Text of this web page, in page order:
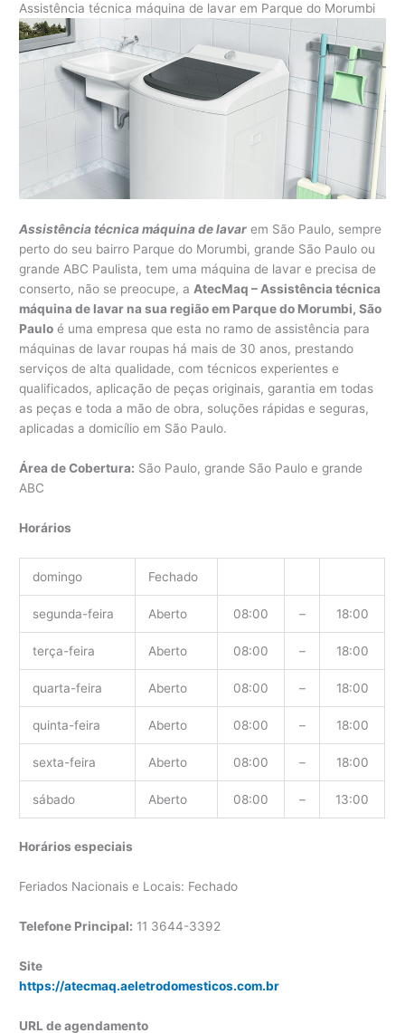
Assistência técnica máquina de lavar em Parque do Morumbi
Assistência técnica máquina de lavar em São Paulo, sempre
perto do seu bairro Parque do Morumbi, grande São Paulo ou
grande ABC Paulista, tem uma máquina de lavar e precisa de
conserto, não se preocupe, aAtecMaq – Assistência técnica
máquina de lavar na sua região em Parque do Morumbi, São
Paulo é uma empresa que esta no ramo de assistência para
máquinas de lavar roupas há mais de 30 anos, prestando
serviços de alta qualidade, com técnicos experientes e
qualificados, aplicação de peças originais, garantia em todas
as peças e toda a mão de obra, soluções rápidas e seguras,
aplicadas a domicílio em São Paulo.
Área de Cobertura: São Paulo, grande São Paulo e grande
ABC
Horários
domingo Fechado
segunda-feira Aberto 08:00 – 18:00
terça-feira Aberto 08:00 – 18:00
quarta-feira Aberto 08:00 – 18:00
quinta-feira Aberto 08:00 – 18:00
sexta-feira Aberto 08:00 – 18:00
sábado Aberto 08:00 – 13:00
Horários especiais
Feriados Nacionais e Locais: Fechado
Telefone Principal: 11 3644-3392
Site
https://atecmaq.aeletrodomesticos.com.br
URL de agendamento